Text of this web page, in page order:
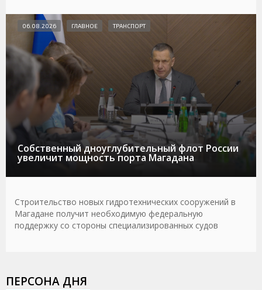
Собственный дноуглубительный флот России
увеличит мощность порта Магадана
06.08.2026 ГЛАВНОЕ ТРАНСПОРТ
Строительство новых гидротехнических сооружений в
Магадане получит необходимую федеральную
поддержку со стороны специализированных судов
ПЕРСОНА ДНЯ